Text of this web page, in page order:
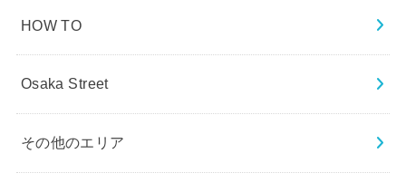
HOW TO
Osaka Street
その他のエリア